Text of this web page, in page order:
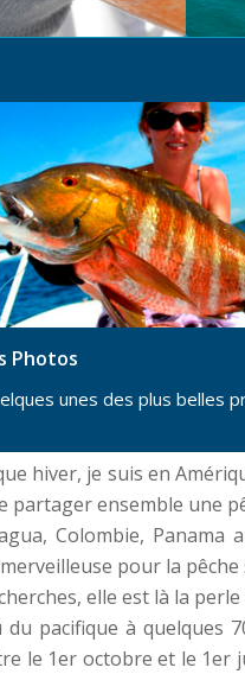
Photos
unes des plus belles
hiver, je suis en
partager ensemble une
Colombie,
pour la pêche
elle est là la
du pacifique à quelques
le 1er octobre et le 1er